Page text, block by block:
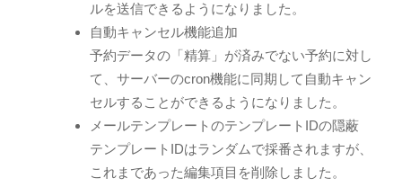
ルを送信できるようになりました。
自動キャンセル機能追加
予約データの「精算」が済みでない予約に対し
て、サーバーのcron機能に同期して自動キャン
セルすることができるようになりました。
メールテンプレートのテンプレートIDの隠蔽
テンプレートIDはランダムで採番されますが、
これまであった編集項目を削除しました。